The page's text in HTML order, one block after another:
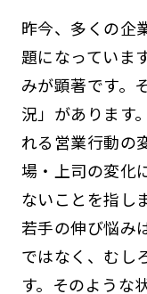
昨今、多くの企
題になっていま
みが顕著です。
況」があります
れる営業行動の
場・上司の変化
ないことを指し
若手の伸び悩み
ではなく、むし
す。そのような